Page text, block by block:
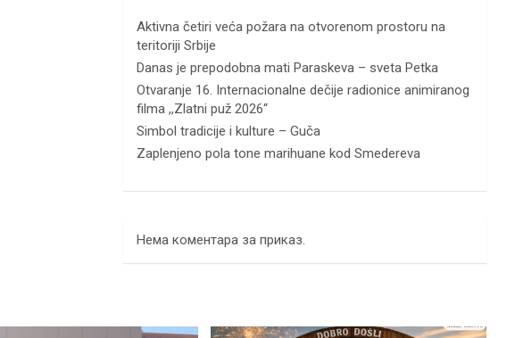
Aktivna četiri veća požara na otvorenom prostoru na
teritoriji Srbije
Danas je prepodobna mati Paraskeva – sveta Petka
Otvaranje 16. Internacionalne dečije radionice animiranog
filma ,,Zlatni puž 2026“
Simbol tradicije i kulture – Guča
Zaplenjeno pola tone marihuane kod Smedereva
Нема коментара за приказ.